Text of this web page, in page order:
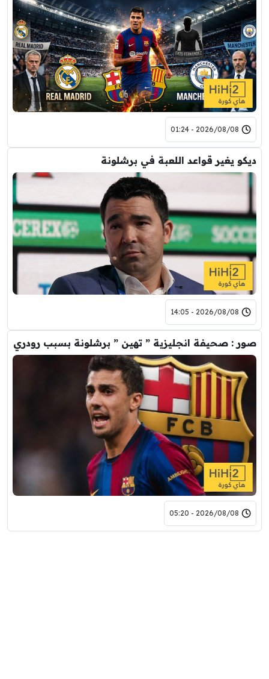
2026/08/08 - 01:24
ديكو يغير قواعد اللعبة في برشلونة
2026/08/08 - 14:05
صور : صحيفة انجليزية ” تهين ” برشلونة بسبب رودري
2026/08/08 - 05:20